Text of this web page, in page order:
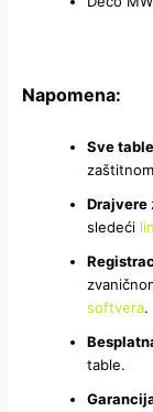
Napomena:
Sve
Drajvere
sledeći
softvera.
table.